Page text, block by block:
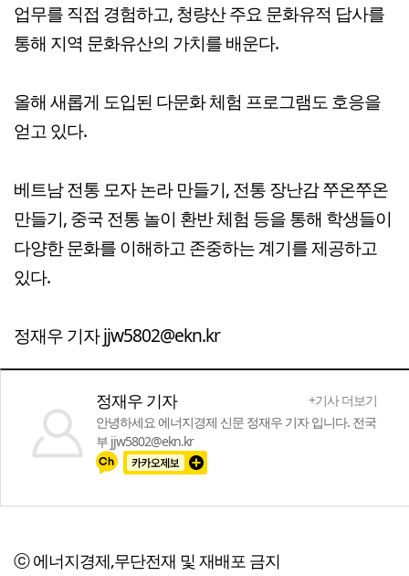
업무를 직접 경험하고, 청량산 주요 문화유적 답사를
통해 지역 문화유산의 가치를 배운다.
올해 새롭게 도입된 다문화 체험 프로그램도 호응을
얻고 있다.
베트남 전통 모자 논라 만들기, 전통 장난감 쭈온쭈온
만들기, 중국 전통 놀이 환반 체험 등을 통해 학생들이
다양한 문화를 이해하고 존중하는 계기를 제공하고
있다.
정재우 기자 jjw5802@ekn.kr
정재우 기자
+기사 더보기
안녕하세요 에너지경제 신문 정재우 기자 입니다. 전국
부 jjw5802@ekn.kr
ⓒ 에너지경제,무단전재 및 재배포 금지